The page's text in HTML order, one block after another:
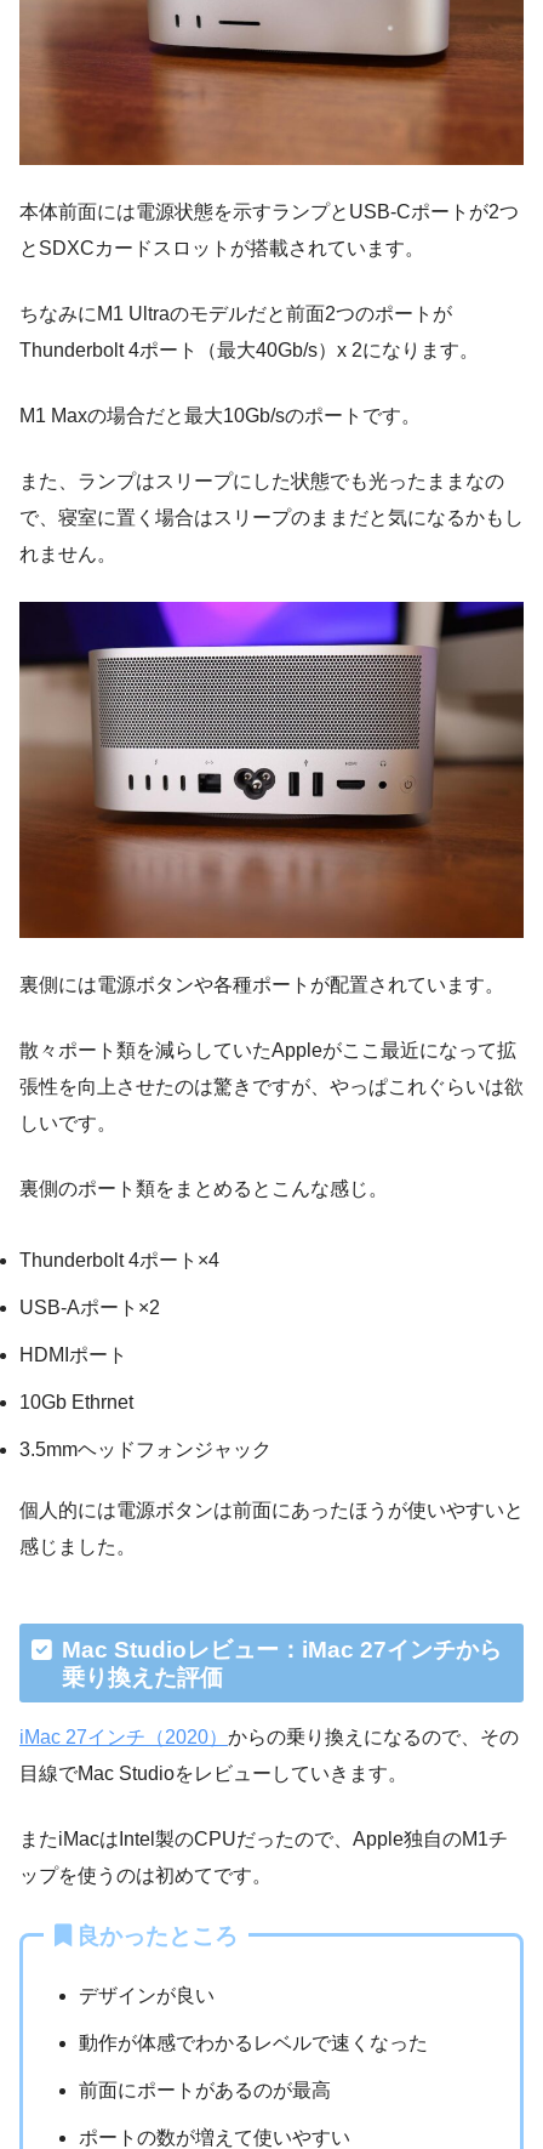
本体前面には電源状態を示すランプとUSB-Cポートが2つ
とSDXCカードスロットが搭載されています。
ちなみにM1 Ultraのモデルだと前面2つのポートが
Thunderbolt 4ポート（最大40Gb/s）x 2になります。
M1 Maxの場合だと最大10Gb/sのポートです。
また、ランプはスリープにした状態でも光ったままなの
で、寝室に置く場合はスリープのままだと気になるかもし
れません。
裏側には電源ボタンや各種ポートが配置されています。
散々ポート類を減らしていたAppleがここ最近になって拡
張性を向上させたのは驚きですが、やっぱこれぐらいは欲
しいです。
裏側のポート類をまとめるとこんな感じ。
Thunderbolt 4ポート×4
USB-Aポート×2
HDMIポート
10Gb Ethrnet
3.5mmヘッドフォンジャック
個人的には電源ボタンは前面にあったほうが使いやすいと
感じました。
Mac Studioレビュー：iMac 27インチから
乗り換えた評価
iMac 27インチ（2020） からの乗り換えになるので、その
目線でMac Studioをレビューしていきます。
またiMacはIntel製のCPUだったので、Apple独自のM1チ
ップを使うのは初めてです。
良かったところ
デザインが良い
動作が体感でわかるレベルで速くなった
前面にポートがあるのが最高
ポートの数が増えて使いやすい